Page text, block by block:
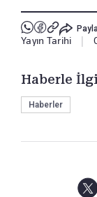
Yayın Tarihi
Haberle
Haberler